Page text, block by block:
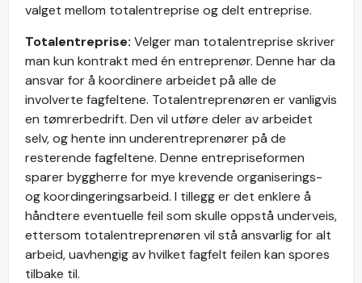
valget mellom totalentreprise og delt entreprise.
Totalentreprise: Velger man totalentreprise skriver
man kun kontrakt med én entreprenør. Denne har da
ansvar for å koordinere arbeidet på alle de
involverte fagfeltene. Totalentreprenøren er vanligvis
en tømrerbedrift. Den vil utføre deler av arbeidet
selv, og hente inn underentreprenører på de
resterende fagfeltene. Denne entrepriseformen
sparer byggherre for mye krevende organiserings-
og koordingeringsarbeid. I tillegg er det enklere å
håndtere eventuelle feil som skulle oppstå underveis,
ettersom totalentreprenøren vil stå ansvarlig for alt
arbeid, uavhengig av hvilket fagfelt feilen kan spores
tilbake til.